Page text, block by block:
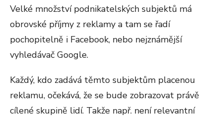
Velké množství podnikatelských subjektů má
obrovské příjmy z reklamy a tam se řadí
pochopitelně i Facebook, nebo nejznámější
vyhledávač Google.
Každý, kdo zadává těmto subjektům placenou
reklamu, očekává, že se bude zobrazovat právě
cílené skupině lidí. Takže např. není relevantní